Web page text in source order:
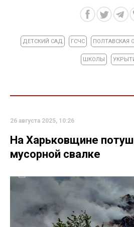
ДЕТСКИЙ САД ГСЧС ПОЛТАВСКАЯ
ШКОЛЫ
26 августа 2025, 10:26
На Харьковщине
мусорной свалке